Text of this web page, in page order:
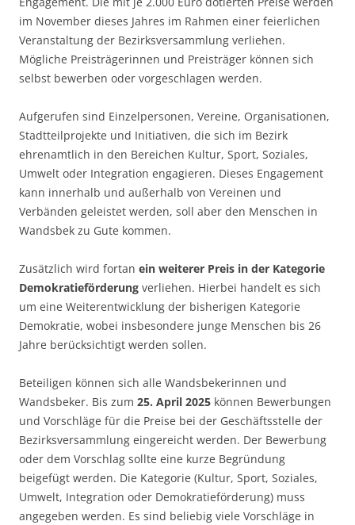
im November dieses Jahres im Rahmen einer feierlichen
Veranstaltung der Bezirksversammlung verliehen.
Mögliche Preisträgerinnen und Preisträger können sich
selbst bewerben oder vorgeschlagen werden.
Aufgerufen sind Einzelpersonen, Vereine, Organisationen,
Stadtteilprojekte und Initiativen, die sich im Bezirk
ehrenamtlich in den Bereichen Kultur, Sport, Soziales,
Umwelt oder Integration engagieren. Dieses Engagement
kann innerhalb und außerhalb von Vereinen und
Verbänden geleistet werden, soll aber den Menschen in
Wandsbek zu Gute kommen.
Zusätzlich wird fortan ein weiterer Preis in der Kategorie
Demokratieförderung verliehen. Hierbei handelt es sich
um eine Weiterentwicklung der bisherigen Kategorie
Demokratie, wobei insbesondere junge Menschen bis 26
Jahre berücksichtigt werden sollen.
Beteiligen können sich alle Wandsbekerinnen und
Wandsbeker. Bis zum 25. April 2025 können Bewerbungen
und Vorschläge für die Preise bei der Geschäftsstelle der
Bezirksversammlung eingereicht werden. Der Bewerbung
oder dem Vorschlag sollte eine kurze Begründung
beigefügt werden. Die Kategorie (Kultur, Sport, Soziales,
Umwelt, Integration oder Demokratieförderung) muss
angegeben werden. Es sind beliebig viele Vorschläge in